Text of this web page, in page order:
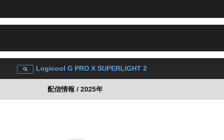
Logicool G PRO X SUPERLIGHT 2
配信情報 / 2025年